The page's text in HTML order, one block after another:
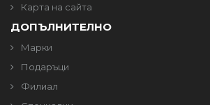
Карта на сайта
ДОПЪЛНИТЕЛНО
Марки
Подаръци
Филиал